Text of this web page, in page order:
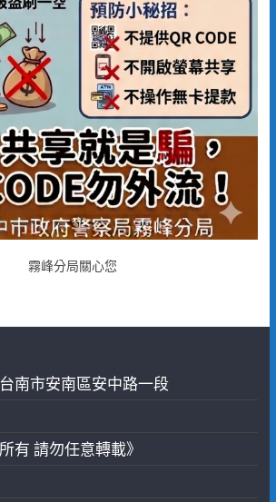
霧峰分局關心您
南市安南區安中路一段
有 請勿任意轉載》